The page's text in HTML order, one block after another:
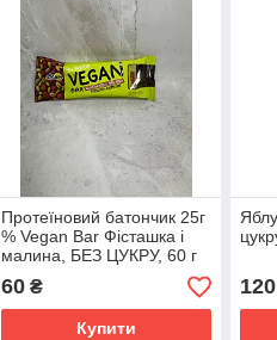
Протеїновий батончик 25г
% Vegan Bar Фісташка і
малина, БЕЗ ЦУКРУ, 60 г
60₴
Купити
120